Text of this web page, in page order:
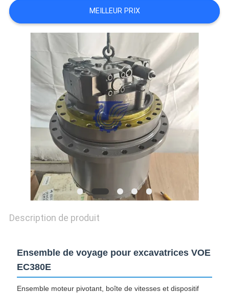
DEMANDE
DE
SOUMISSION
SITEMAP
POLITIQUE
CONFIDENTIALITÉ
MEILLEUR PRIX
Description de produit
Ensemble de voyage pour excavatrices VOE
EC380E
Ensemble moteur pivotant, boîte de vitesses et dispositif